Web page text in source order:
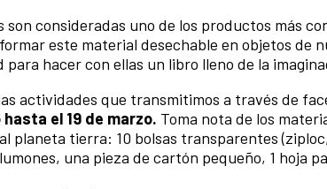
son consideradas uno de los productos más
este material desechable en objetos de
hacer con ellas un libro lleno de la
actividades que transmitimos a través de
el 19 de marzo. Toma nota de los
planeta tierra: 10 bolsas transparentes
una pieza de cartón pequeño, 1 hoja